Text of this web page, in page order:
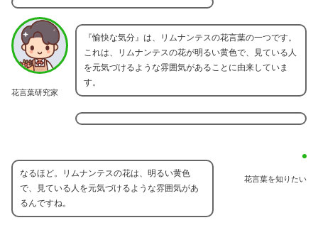
花言葉研究家
『愉快な気分』は、リムナンテスの花言葉の一つです。
これは、リムナンテスの花が明るい黄色で、見ている人
を元気づけるような雰囲気があることに由来していま
す。
花言葉を知りたい
なるほど。リムナンテスの花は、明るい黄色
で、見ている人を元気づけるような雰囲気があ
るんですね。